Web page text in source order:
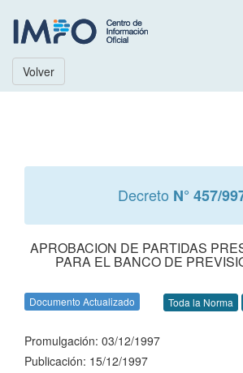
Volver
Decreto N° 457/
APROBACION DE PARTIDAS
PARA EL BANCO DE
Documento Actualizado Toda la Norma
Promulgación: 03/12/1997
Publicación: 15/12/1997